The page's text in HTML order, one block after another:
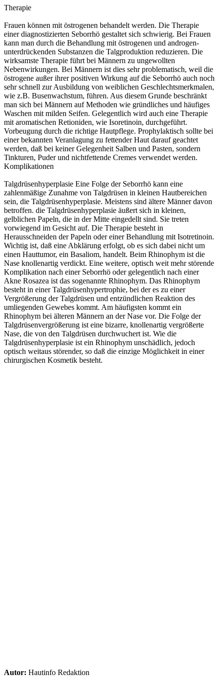
Therapie
Frauen können mit östrogenen behandelt werden. Die Therapie
einer diagnostizierten Seborrhö gestaltet sich schwierig. Bei Frauen
kann man durch die Behandlung mit östrogenen und androgen-
unterdrückenden Substanzen die Talgproduktion reduzieren. Die
wirksamste Therapie führt bei Männern zu ungewollten
Nebenwirkungen. Bei Männern ist dies sehr problematisch, weil die
östrogene außer ihrer positiven Wirkung auf die Seborrhö auch noch
sehr schnell zur Ausbildung von weiblichen Geschlechtsmerkmalen,
wie z.B. Busenwachstum, führen. Aus diesem Grunde beschränkt
man sich bei Männern auf Methoden wie gründliches und häufiges
Waschen mit milden Seifen. Gelegentlich wird auch eine Therapie
mit aromatischen Retioniden, wie Isoretinoin, durchgeführt.
Vorbeugung durch die richtige Hautpflege. Prophylaktisch sollte bei
einer bekannten Veranlagung zu fettender Haut darauf geachtet
werden, daß bei keiner Gelegenheit Salben und Pasten, sondern
Tinkturen, Puder und nichtfettende Cremes verwendet werden.
Komplikationen
Talgdrüsenhyperplasie Eine Folge der Seborrhö kann eine
zahlenmäßige Zunahme von Talgdrüsen in kleinen Hautbereichen
sein, die Talgdrüsenhyperplasie. Meistens sind ältere Männer davon
betroffen. die Talgdrüsenhyperplasie äußert sich in kleinen,
gelblichen Papeln, die in der Mitte eingedellt sind. Sie treten
vorwiegend im Gesicht auf. Die Therapie besteht in
Herausschneiden der Papeln oder einer Behandlung mit Isotretinoin.
Wichtig ist, daß eine Abklärung erfolgt, ob es sich dabei nicht um
einen Hauttumor, ein Basaliom, handelt. Beim Rhinophym ist die
Nase knollenartig verdickt. Eine weitere, optisch weit mehr störende
Komplikation nach einer Seborrhö oder gelegentlich nach einer
Akne Rosazea ist das sogenannte Rhinophym. Das Rhinophym
besteht in einer Talgdrüsenhypertrophie, bei der es zu einer
Vergrößerung der Talgdrüsen und entzündlichen Reaktion des
umliegenden Gewebes kommt. Am häufigsten kommt ein
Rhinophym bei älteren Männern an der Nase vor. Die Folge der
Talgdrüsenvergrößerung ist eine bizarre, knollenartig vergrößerte
Nase, die von den Talgdrüsen durchwuchert ist. Wie die
Talgdrüsenhyperplasie ist ein Rhinophym unschädlich, jedoch
optisch weitaus störender, so daß die einzige Möglichkeit in einer
chirurgischen Kosmetik besteht.
Autor: Hautinfo Redaktion